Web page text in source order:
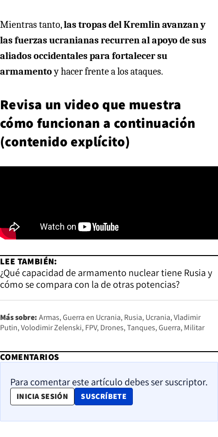
Mientras tanto,las tropas del Kremlin avanzan y
las fuerzas ucranianas recurren al apoyo de sus
aliados occidentales para fortalecer su
armamentoy hacer frente a los ataques.
Revisa un video que muestra
cómo funcionan a continuación
(contenido explícito)
LEE TAMBIÉN:
¿Qué capacidad de armamento nuclear tiene Rusia y
cómo se compara con la de otras potencias?
Más sobre: Armas Guerra en Ucrania Rusia Ucrania Vladimir
Putin Volodimir Zelenski FPV Drones Tanques Guerra Militar
COMENTARIOS
Para comentar este artículo debes ser suscriptor.
INICIA SESIÓN SUSCRÍBETE
OPENS IN NEW WINDOW